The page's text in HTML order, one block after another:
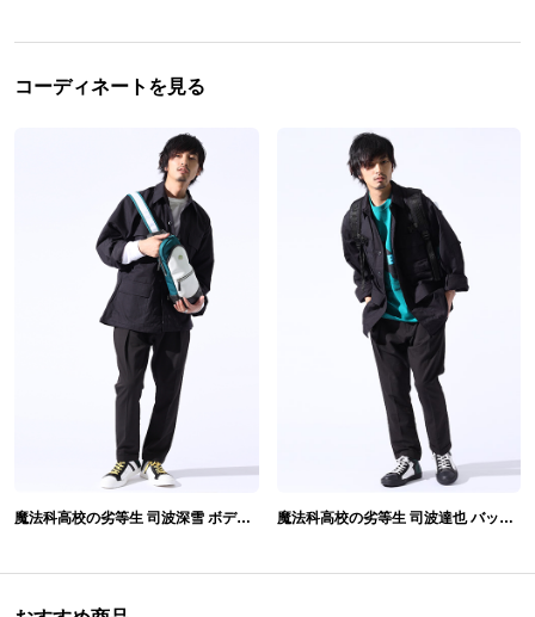
コーディネートを見る
魔法科高校の劣等生 司波深雪 ボディバッグ&スニーカー&リング 魔法科高校の劣等生 司波達也 バックパック&スニーカー&リング